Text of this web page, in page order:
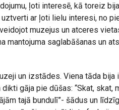
ļoti interesē, kā toreiz
ar ļoti lielu interesi, no
muzejus un atceres
mantojuma saglabāšanas un
un izstādes. Viena tāda bija
gāja pie dūšas: “Skat, skat,
tajā bundulī”- šādus un